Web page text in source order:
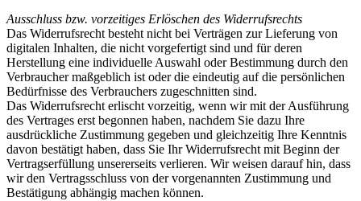
Ausschluss bzw. vorzeitiges Erlöschen des Widerrufsrechts
Das Widerrufsrecht besteht nicht bei Verträgen zur Lieferung von
digitalen Inhalten, die nicht vorgefertigt sind und für deren
Herstellung eine individuelle Auswahl oder Bestimmung durch den
Verbraucher maßgeblich ist oder die eindeutig auf die persönlichen
Bedürfnisse des Verbrauchers zugeschnitten sind.
Das Widerrufsrecht erlischt vorzeitig, wenn wir mit der Ausführung
des Vertrages erst begonnen haben, nachdem Sie dazu Ihre
ausdrückliche Zustimmung gegeben und gleichzeitig Ihre Kenntnis
davon bestätigt haben, dass Sie Ihr Widerrufsrecht mit Beginn der
Vertragserfüllung unsererseits verlieren. Wir weisen darauf hin, dass
wir den Vertragsschluss von der vorgenannten Zustimmung und
Bestätigung abhängig machen können.